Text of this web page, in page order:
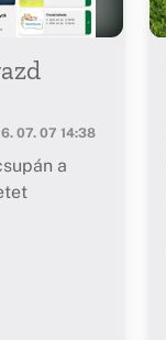
07. 07 14:38
a